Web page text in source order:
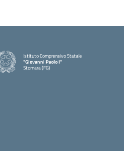
Istituto Comprensivo Statale
"Giovanni Paolo I"
Stornara (FG)